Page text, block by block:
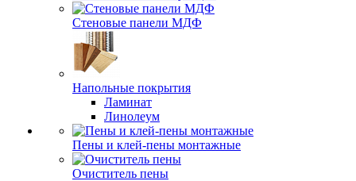
Стеновые панели МДФ
Напольные покрытия
Ламинат
Линолеум
Пены и клей-пены монтажные
Очиститель пены